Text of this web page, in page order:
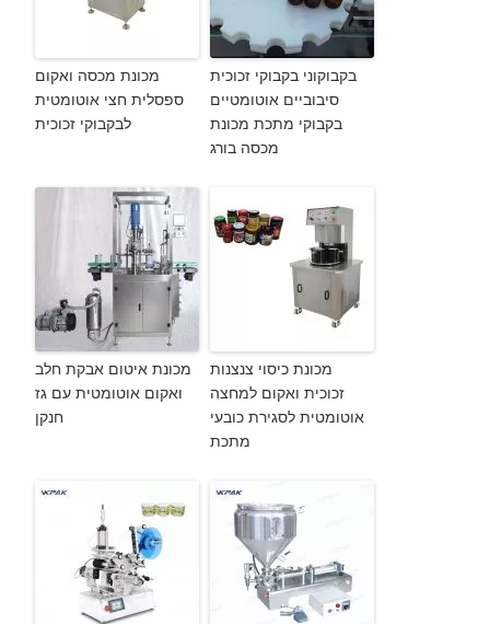
בקבוקוני בקבוקי זכוכית
סיבוביים אוטומטיים
בקבוקי מתכת מכונת
מכסה בורג
מכונת מכסה ואקום
ספסלית חצי אוטומטית
לבקבוקי זכוכית
מכונת כיסוי צנצנות
זכוכית ואקום למחצה
אוטומטית לסגירת כובעי
מתכת
מכונת איטום אבקת חלב
ואקום אוטומטית עם גז
חנקן